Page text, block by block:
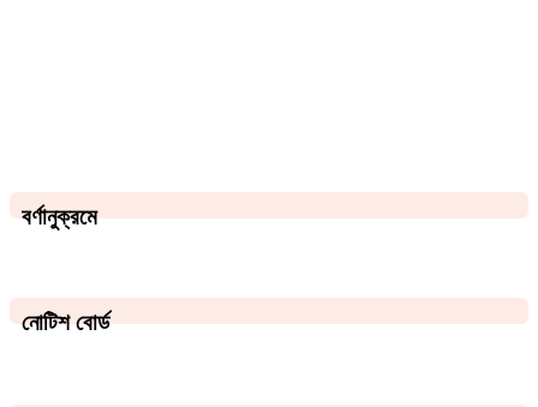
বর্ণানুক্রমে
নোটিশ বোর্ড